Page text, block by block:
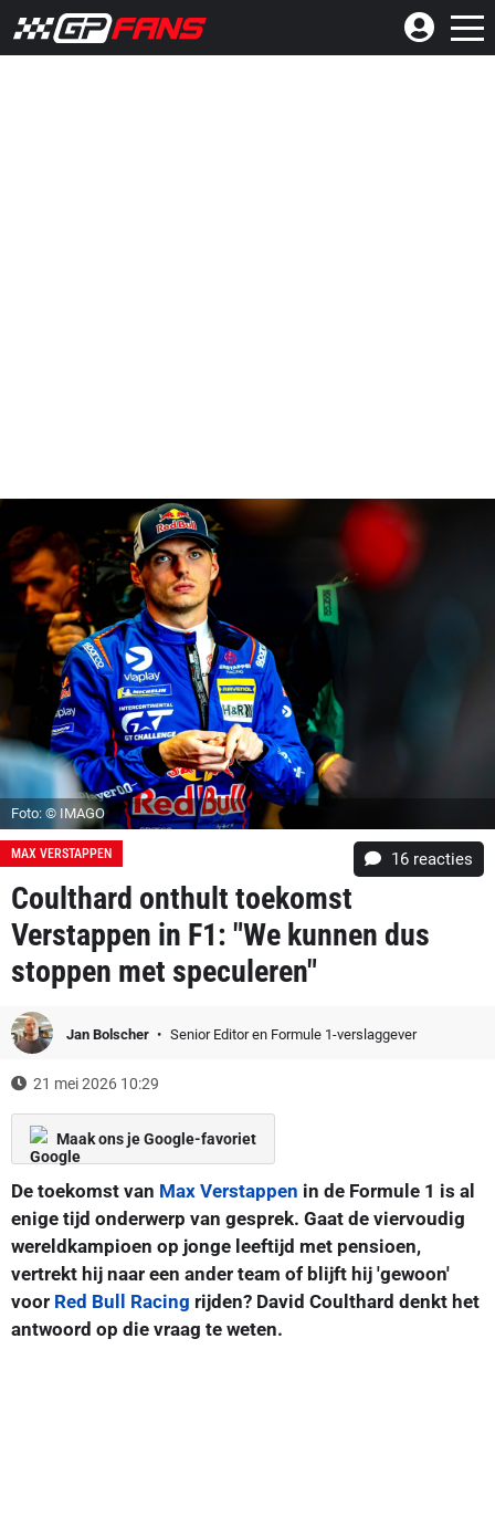
Foto: © IMAGO
MAX VERSTAPPEN 16 reacties
Coulthard onthult toekomst
Verstappen in F1: "We kunnen dus
stoppen met speculeren"
Jan Bolscher Senior Editor en Formule 1-verslaggever
21 mei 2026 10:29
Maak ons je Google-favoriet
De toekomst van Max Verstappen in de Formule 1 is al
enige tijd onderwerp van gesprek. Gaat de viervoudig
wereldkampioen op jonge leeftijd met pensioen,
vertrekt hij naar een ander team of blijft hij 'gewoon'
voor Red Bull Racing rijden? David Coulthard denkt het
antwoord op die vraag te weten.